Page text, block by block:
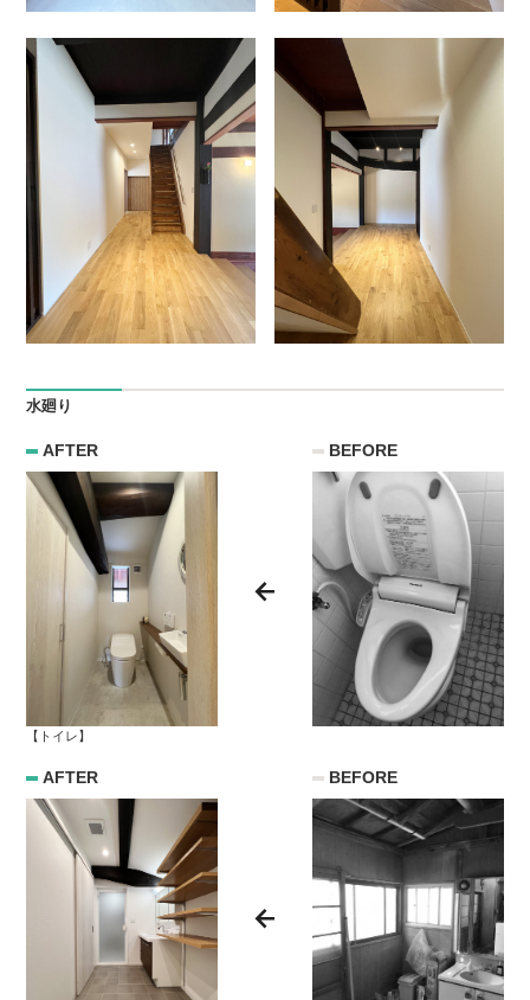
水廻り
BEFORE
AFTER
【トイレ】
BEFORE
AFTER